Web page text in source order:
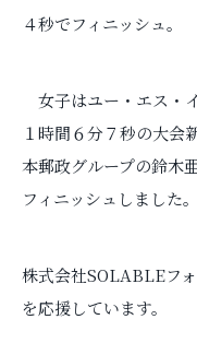
４秒でフィニッシュ。
女子はユー・エス・
１時間６分７秒の大会
本郵政グループの鈴木
フィニッシュしました。
株式会社SOLABLEフ
を応援しています。